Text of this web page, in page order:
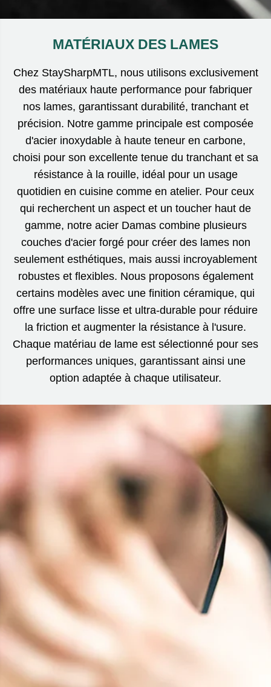
MATÉRIAUX DES LAMES
Chez StaySharpMTL, nous utilisons exclusivement
des matériaux haute performance pour fabriquer
nos lames, garantissant durabilité, tranchant et
précision. Notre gamme principale est composée
d'acier inoxydable à haute teneur en carbone,
choisi pour son excellente tenue du tranchant et sa
résistance à la rouille, idéal pour un usage
quotidien en cuisine comme en atelier. Pour ceux
qui recherchent un aspect et un toucher haut de
gamme, notre acier Damas combine plusieurs
couches d'acier forgé pour créer des lames non
seulement esthétiques, mais aussi incroyablement
robustes et flexibles. Nous proposons également
certains modèles avec une finition céramique, qui
offre une surface lisse et ultra-durable pour réduire
la friction et augmenter la résistance à l'usure.
Chaque matériau de lame est sélectionné pour ses
performances uniques, garantissant ainsi une
option adaptée à chaque utilisateur.